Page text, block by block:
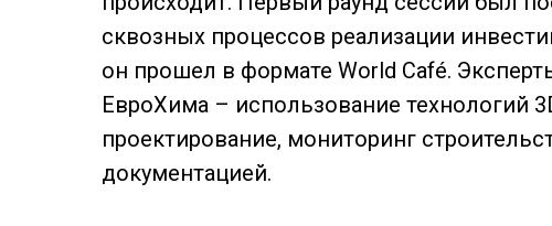
сквозных процессов реализации
он прошел в формате World Café.
ЕвроХима – использование технологий
проектирование, мониторинг
документацией.